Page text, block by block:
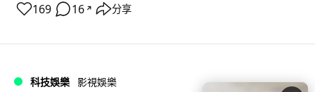
169 16 ↗ 分享
科技娛樂 影視娛樂